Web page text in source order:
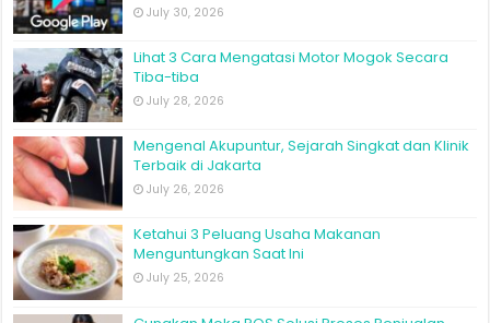
July 30, 2026
Lihat 3 Cara Mengatasi Motor Mogok Secara
Tiba-tiba
July 28, 2026
Mengenal Akupuntur, Sejarah Singkat dan Klinik
Terbaik di Jakarta
July 26, 2026
Ketahui 3 Peluang Usaha Makanan
Menguntungkan Saat Ini
July 25, 2026